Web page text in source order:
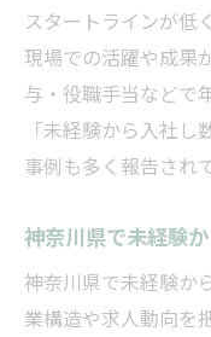
スタートラインが低
現場での活躍や成果
与・役職手当などで
「未経験から入社
事例も多く報告され
神奈川県で未経験
神奈川県で未経験か
業構造や求人動向を